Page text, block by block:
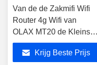
Van de de Zakmifi Wifi
Router 4g Wifi van
OLAX MT20 de Kleinste
Draadloze Router
1800mAhKrijg Beste Prijs